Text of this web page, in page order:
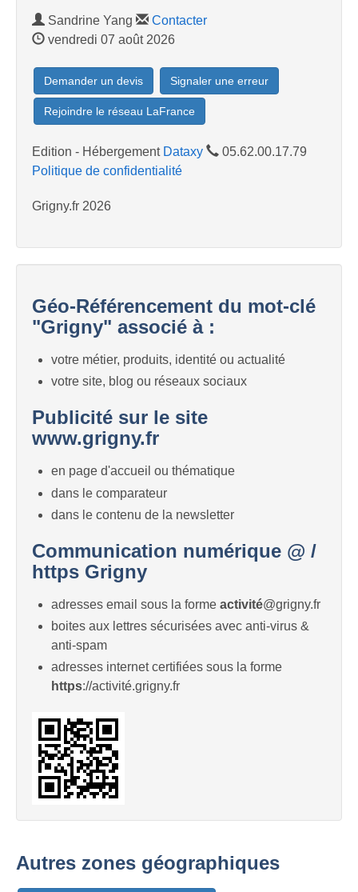
Sandrine Yang
Contacter
vendredi 07 août 2026
Demander un devis Signaler une erreur
Rejoindre le réseau LaFrance
Edition - Hébergement Dataxy
05.62.00.17.79
Politique de confidentialité
Grigny.fr 2026
Géo-Référencement du mot-clé
"Grigny" associé à :
votre métier, produits, identité ou actualité
votre site, blog ou réseaux sociaux
Publicité sur le site
www.grigny.fr
en page d'accueil ou thématique
dans le comparateur
dans le contenu de la newsletter
Communication numérique @ /
https Grigny
adresses email sous la forme activité@grigny.fr
boites aux lettres sécurisées avec anti-virus &
anti-spam
adresses internet certifiées sous la forme
https://activité.grigny.fr
Autres zones géographiques